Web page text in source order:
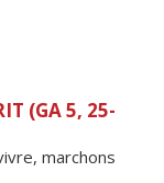
(GA 5, 25-
marchons